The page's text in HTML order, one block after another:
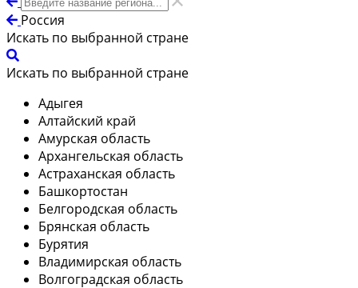
Россия
Искать по выбранной стране
Искать по выбранной стране
Адыгея
Алтайский край
Амурская область
Архангельская область
Астраханская область
Башкортостан
Белгородская область
Брянская область
Бурятия
Владимирская область
Волгоградская область